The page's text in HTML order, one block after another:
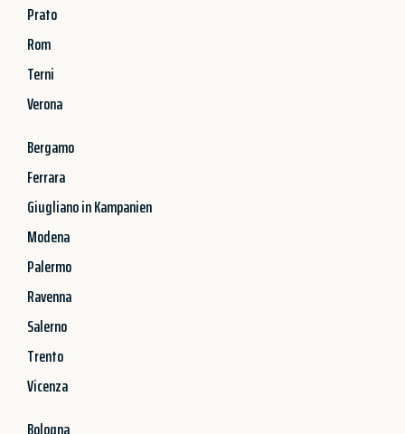
Prato
Rom
Terni
Verona
Bergamo
Ferrara
Giugliano in Kampanien
Modena
Palermo
Ravenna
Salerno
Trento
Vicenza